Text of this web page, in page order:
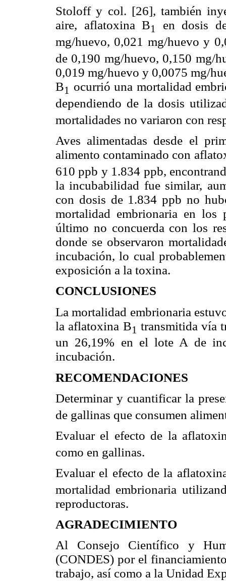
Stoloff y col. [26], también
aire, aflatoxina B1
en dosis
mg/huevo, 0,021 mg/huevo y
de 0,190 mg/huevo, 0,150 mg/
0,019 mg/huevo y 0,0075 mg/
B1 ocurrió una mortalidad
dependiendo de la dosis
mortalidades no variaron con
Aves alimentadas desde el
alimento contaminado con
610 ppb y 1.834 ppb,
la incubabilidad fue similar,
con dosis de 1.834 ppb no
mortalidad embrionaria en
último no concuerda con los
donde se observaron
incubación, lo cual
exposición a la toxina.
CONCLUSIONES
La mortalidad embrionaria
la aflatoxina B1 transmitida vía
un 26,19% en el lote A de
incubación.
RECOMENDACIONES
Determinar y cuantificar la
de gallinas que consumen
Evaluar el efecto de la
como en gallinas.
Evaluar el efecto de la
mortalidad embrionaria
reproductoras.
AGRADECIMIENTO
Al Consejo Científico y
(CONDES) por el
trabajo, así como a la Unidad